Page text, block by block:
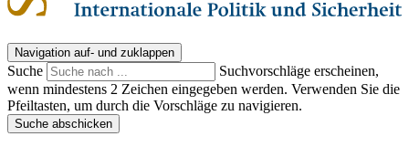
Navigation auf- und zuklappen
Suche
Suchvorschläge erscheinen,
wenn mindestens 2 Zeichen eingegeben werden. Verwenden Sie die
Pfeiltasten, um durch die Vorschläge zu navigieren.
Suche abschicken